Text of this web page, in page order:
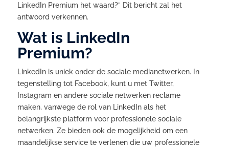
LinkedIn Premium het waard?” Dit bericht zal het
antwoord verkennen.
Wat is LinkedIn
Premium?
LinkedIn is uniek onder de sociale medianetwerken. In
tegenstelling tot Facebook, kunt u met Twitter,
Instagram en andere sociale netwerken reclame
maken, vanwege de rol van LinkedIn als het
belangrijkste platform voor professionele sociale
netwerken. Ze bieden ook de mogelijkheid om een
maandelijkse service te verlenen die uw professionele